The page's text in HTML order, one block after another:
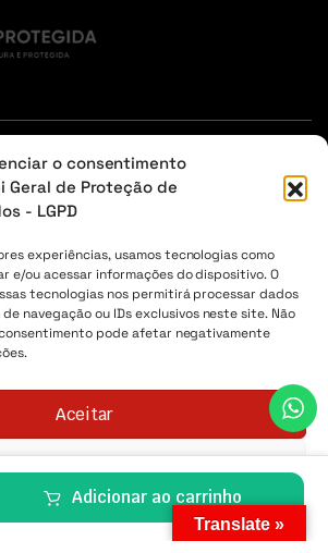
o consentimento
Geral de Proteção de
- LGPD
experiências, usamos tecnologias como
e/ou acessar informações do dispositivo. O
tecnologias nos permitirá processar dados
navegação ou IDs exclusivos neste site. Não
pode afetar negativamente
Aceitar
Negar
de Cookies Política de Privacidade
Adicionar ao carrinho
ou na aba contato.
Envio Lista de desejos
os direitos reservados. CNPJ
Translate »
DESEJOS
CATEGORIAS